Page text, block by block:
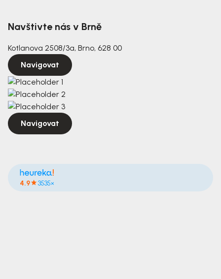
Navštivte nás v Brně
Kotlanova 2508/3a, Brno, 628 00
Navigovat
Navigovat
4.9 3535×